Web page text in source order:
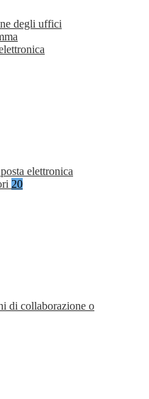
degli uffici
elettronica
20
di collaborazione o